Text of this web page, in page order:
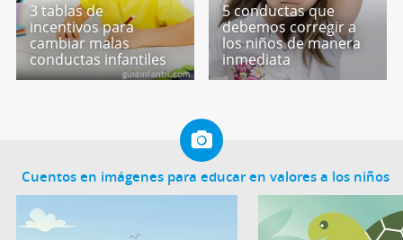
3 tablas de
incentivos para
cambiar malas
conductas infantiles
5 conductas que
debemos corregir a
los niños de manera
inmediata
Cuentos en imágenes para educar en valores a los niños